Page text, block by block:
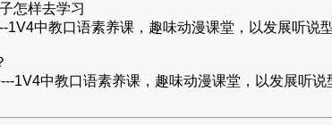
怎样去学习
1V4中教口语素养课，趣味动漫课堂，以发展听说
1V4中教口语素养课，趣味动漫课堂，以发展听